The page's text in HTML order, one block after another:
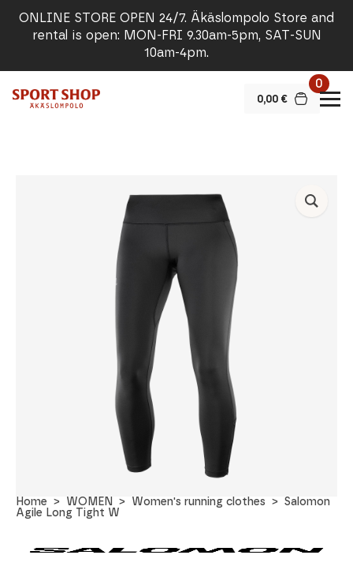
ONLINE STORE OPEN 24/7. Äkäslompolo Store and
rental is open: MON-FRI 9.30am-5pm, SAT-SUN
10am-4pm.
0,00 €
0
Home WOMEN Women's running clothes
Salomon
Agile Long Tight W